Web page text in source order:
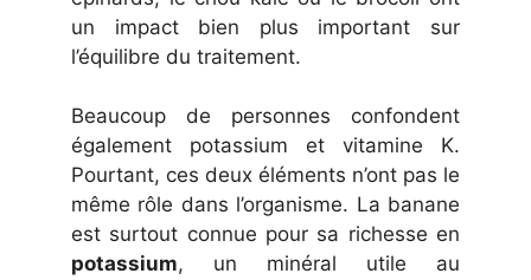
un impact bien plus important sur
l’équilibre du traitement.
Beaucoup de personnes confondent
également potassium et vitamine K.
Pourtant, ces deux éléments n’ont pas le
même rôle dans l’organisme. La banane
est surtout connue pour sa richesse en
potassium, un minéral utile au